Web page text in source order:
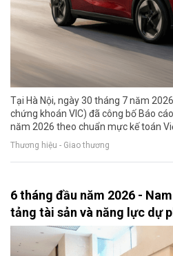
Tại Hà Nội, ngày 30 tháng 7 năm
chứng khoán VIC) đã công bố Báo
năm 2026 theo chuẩn mực kế toán
Thương hiệu - Giao thương
6 tháng đầu năm 2026 -
tảng tài sản và năng lực dự